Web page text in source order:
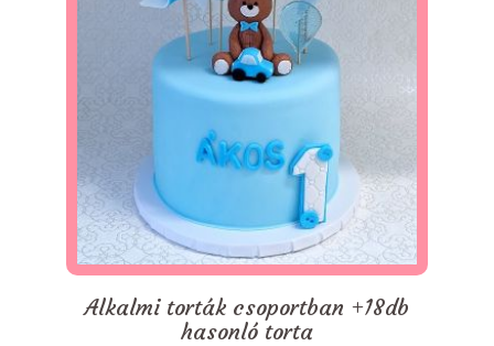
Alkalmi torták csoportban +18db
hasonló torta